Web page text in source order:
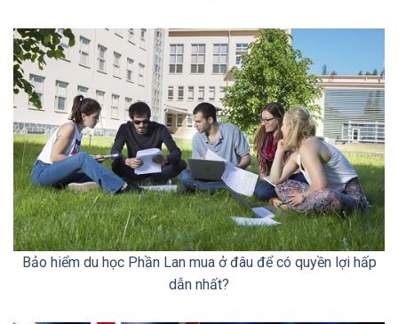
Bảo hiểm du học Phần Lan mua ở đâu để có quyền lợi hấp
dẫn nhất?